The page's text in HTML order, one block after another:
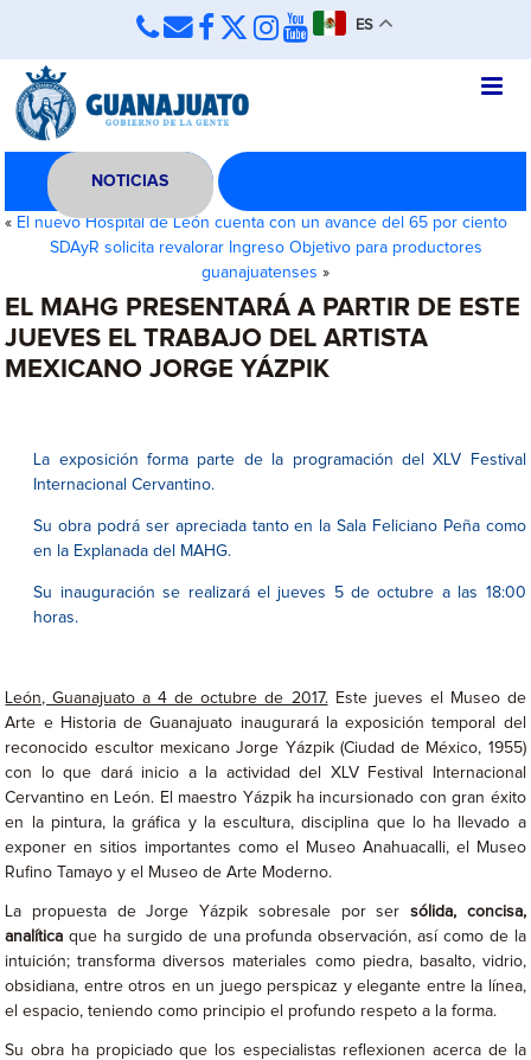
ES
NOTICIAS
« El nuevo Hospital de León cuenta con un avance del 65 por ciento
SDAyR solicita revalorar Ingreso Objetivo para productores
guanajuatenses »
EL MAHG PRESENTARÁ A PARTIR DE ESTE
JUEVES EL TRABAJO DEL ARTISTA
MEXICANO JORGE YÁZPIK
La exposición forma parte de la programación del XLV Festival
Internacional Cervantino.
Su obra podrá ser apreciada tanto en la Sala Feliciano Peña como
en la Explanada del MAHG.
Su inauguración se realizará el jueves 5 de octubre a las 18:00
horas.
León, Guanajuato a 4 de octubre de 2017.Este jueves el Museo de
Arte e Historia de Guanajuato inaugurará la exposición temporal del
reconocido escultor mexicano Jorge Yázpik (Ciudad de México, 1955)
con lo que dará inicio a la actividad del XLV Festival Internacional
Cervantino en León. El maestro Yázpik ha incursionado con gran éxito
en la pintura, la gráfica y la escultura, disciplina que lo ha llevado a
exponer en sitios importantes como el Museo Anahuacalli, el Museo
Rufino Tamayo y el Museo de Arte Moderno.
La propuesta de Jorge Yázpik sobresale por ser sólida, concisa,
analítica que ha surgido de una profunda observación, así como de la
intuición; transforma diversos materiales como piedra, basalto, vidrio,
obsidiana, entre otros en un juego perspicaz y elegante entre la línea,
el espacio, teniendo como principio el profundo respeto a la forma.
Su obra ha propiciado que los especialistas reflexionen acerca de la